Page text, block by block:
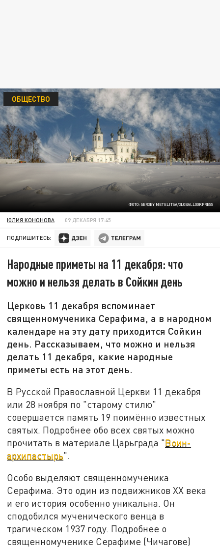
ФОТО: SERGEY METELITSA/GLOBALLOOKPRESS
ОБЩЕСТВО
ЮЛИЯ КОНОНОВА 09 ДЕКАБРЯ 17:45
ПОДПИШИТЕСЬ:
Народные приметы на 11 декабря: что
можно и нельзя делать в Сойкин день
Церковь 11 декабря вспоминает
священномученика Серафима, а в народном
календаре на эту дату приходится Сойкин
день. Рассказываем, что можно и нельзя
делать 11 декабря, какие народные
приметы есть на этот день.
В Русской Православной Церкви 11 декабря
или 28 ноября по "старому стилю"
совершается память 19 поимённо известных
святых. Подробнее обо всех святых можно
прочитать в материале Царьграда "Воин-
архипастырь".
Особо выделяют священномученика
Серафима. Это один из подвижников XX века
и его история особенно уникальна. Он
сподобился мученического венца в
трагическом 1937 году. Подробнее о
священномученике Серафиме (Чичагове)